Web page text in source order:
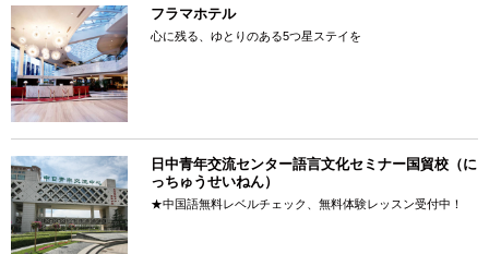
フラマホテル
心に残る、ゆとりのある5つ星ステイを
日中青年交流センター語言文化セミナー国貿校（に
っちゅうせいねん）
★中国語無料レベルチェック、無料体験レッスン受付中！